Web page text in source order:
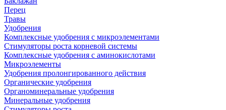
Перец
Травы
Удобрения
Комплексные удобрения с микроэлементами
Стимуляторы роста корневой системы
Комплексные удобрения с аминокислотами
Микроэлементы
Удобрения пролонгированного действия
Органические удобрения
Органоминеральные удобрения
Минеральные удобрения